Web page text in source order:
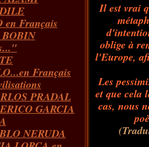
en Français
Français
PRADAL
GARCIA
NERUDA
Il est vrai
oblige à
l'Europe,
Les
et que cela
cas, nous